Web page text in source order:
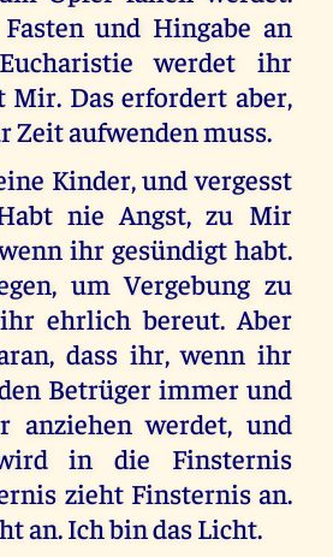
und Hingabe an
werdet ihr
Das erfordert aber,
Zeit aufwenden muss.
Kinder, und vergesst
nie Angst, zu Mir
ihr gesündigt habt.
um Vergebung zu
ehrlich bereut. Aber
dass ihr, wenn ihr
Betrüger immer und
anziehen werdet, und
in die Finsternis
zieht Finsternis an.
an. Ich bin das Licht.